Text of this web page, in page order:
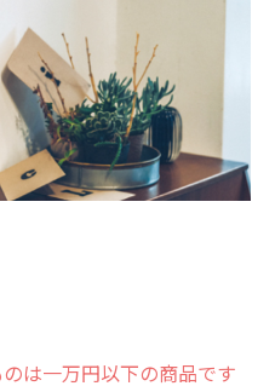
は一万円以下の商品です